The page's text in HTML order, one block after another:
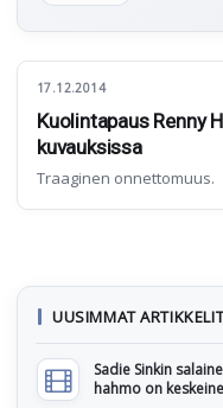
17.12.2014
Kuolintapaus Renny
kuvauksissa
Traaginen onnettomuus.
UUSIMMAT
Sadie Sinkin
hahmo on